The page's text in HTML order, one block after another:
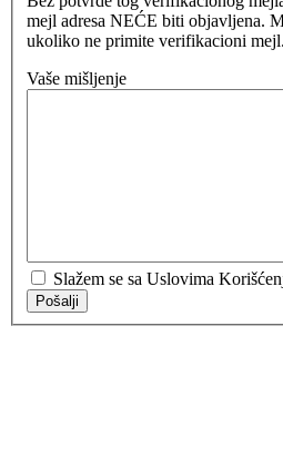
mejl adresa NEĆE biti objavljena.
ukoliko ne primite verifikacioni mejl.
Vaše mišljenje
Slažem se sa Uslovima
Pošalji